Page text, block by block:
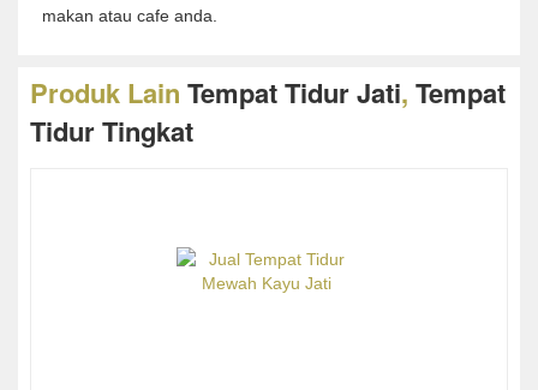
makan atau cafe anda.
Produk Lain Tempat Tidur Jati, Tempat
Tidur Tingkat